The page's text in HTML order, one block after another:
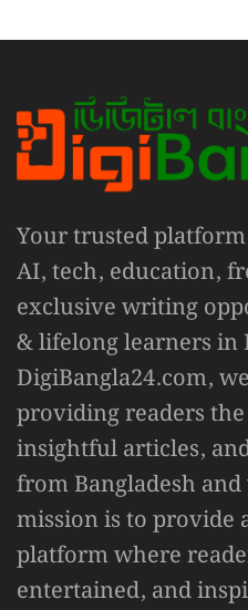
Your trusted
AI, tech, education,
exclusive writing
& lifelong learners in
DigiBangla24.com,
providing readers
insightful articles,
from Bangladesh
mission is to provide
platform where
entertained, and